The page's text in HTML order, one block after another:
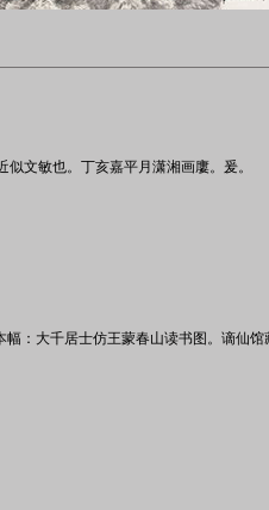
文敏也。丁亥嘉平月潇湘画廔。爰。
：大千居士仿王蒙春山读书图。谪仙馆